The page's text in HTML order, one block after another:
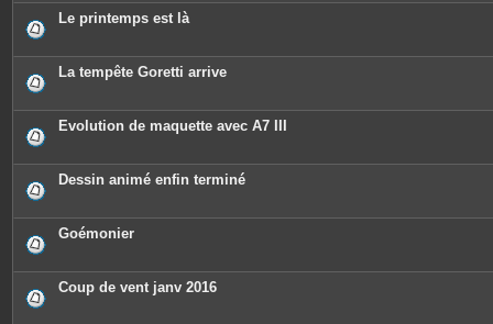
Le printemps est là
La tempête Goretti arrive
Evolution de maquette avec A7 III
Dessin animé enfin terminé
Goémonier
Coup de vent janv 2016